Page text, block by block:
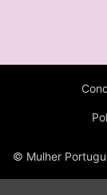
© Mulher